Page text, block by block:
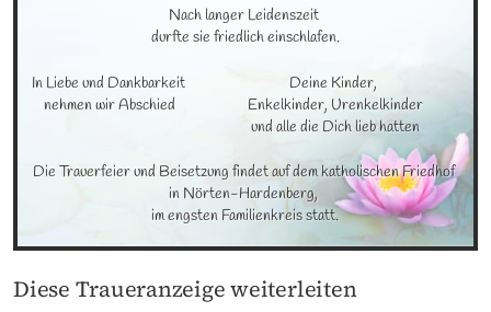
Nach langer Leidenszeit
durfte sie friedlich einschlafen.
In Liebe und Dankbarkeit
nehmen wir Abschied
Deine Kinder,
Enkelkinder, Urenkelkinder
und alle die Dich lieb hatten
Die Trauerfeier und Beisetzung findet auf dem katholischen Friedhof
in Nörten-Hardenberg,
im engsten Familienkreis statt.
Diese Traueranzeige weiterleiten